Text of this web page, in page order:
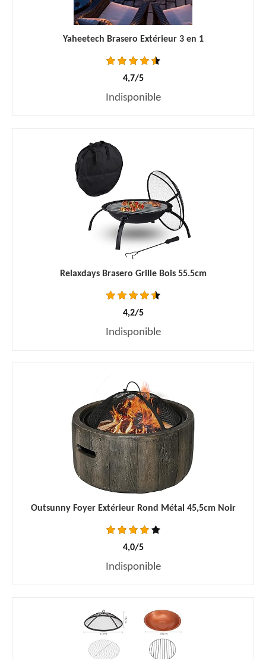
Yaheetech Brasero Extérieur 3 en 1
4,7/5
Indisponible
Relaxdays Brasero Grille Bois 55.5cm
4,2/5
Indisponible
Outsunny Foyer Extérieur Rond Métal 45,5cm Noir
4,0/5
Indisponible